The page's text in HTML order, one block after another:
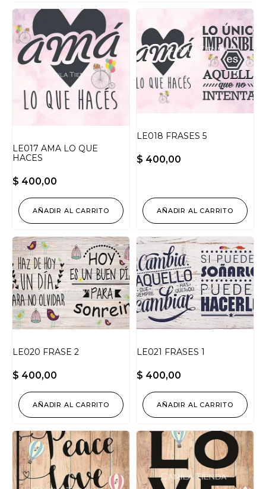
LE017 AMA LO QUE
HACES
$ 400,00
AÑADIR AL CARRITO
LE018 FRASES 5
$ 400,00
AÑADIR AL CARRITO
LE020 FRASE 2
$ 400,00
AÑADIR AL CARRITO
LE021 FRASES 1
$ 400,00
AÑADIR AL CARRITO